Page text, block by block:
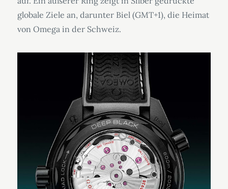
globale Ziele an, darunter Biel (GMT+1), die Heimat
von Omega in der Schweiz.